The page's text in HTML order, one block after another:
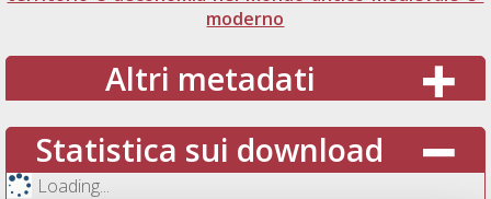
moderno
Altri metadati
Statistica sui download
Loading...